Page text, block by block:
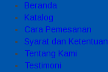
Beranda
Katalog
Cara Pemesanan
Syarat dan Ketentuan
Tentang Kami
Testimoni